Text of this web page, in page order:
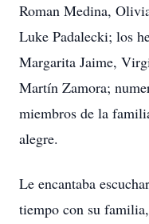
Roman Medina,
Luke Padalecki; los
Margarita Jaime,
Martín Zamora;
miembros de la
alegre.
Le encantaba
tiempo con su